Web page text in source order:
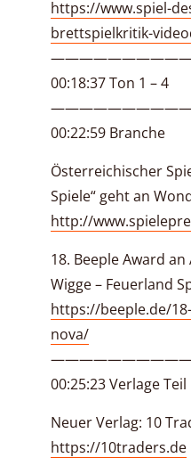
https://www.spiel-
brettspielkritik-
00:18:37 Ton 1 – 4
00:22:59 Branche
Österreichischer
Spiele“ geht an
http://
18. Beeple Award
Wigge – Feuerland
https://beeple.de/
nova/
00:25:23 Verlage Teil
Neuer Verlag: 10
https://10traders.de